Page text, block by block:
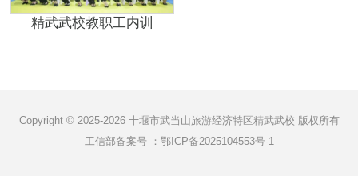
精武武校教职工内训
Copyright © 2025-2026 十堰市武当山旅游经济特区精武武校 版权所有
工信部备案号 ： 鄂ICP备2025104553号-1